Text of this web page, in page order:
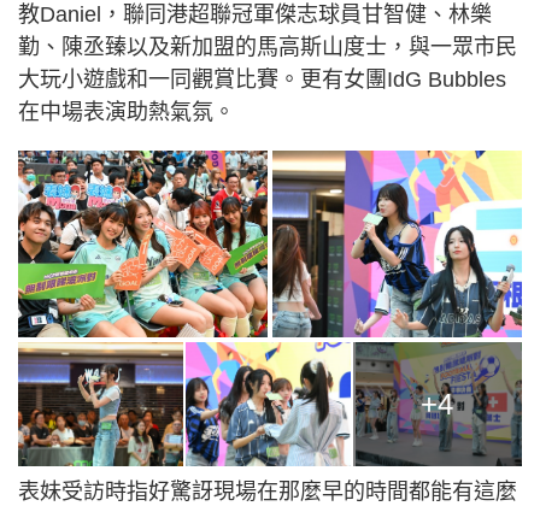
教Daniel，聯同港超聯冠軍傑志球員甘智健、林樂
勤、陳丞臻以及新加盟的馬高斯山度士，與一眾市民
大玩小遊戲和一同觀賞比賽。更有女團IdG Bubbles
在中場表演助熱氣氛。
+4
表妹受訪時指好驚訝現場在那麼早的時間都能有這麼